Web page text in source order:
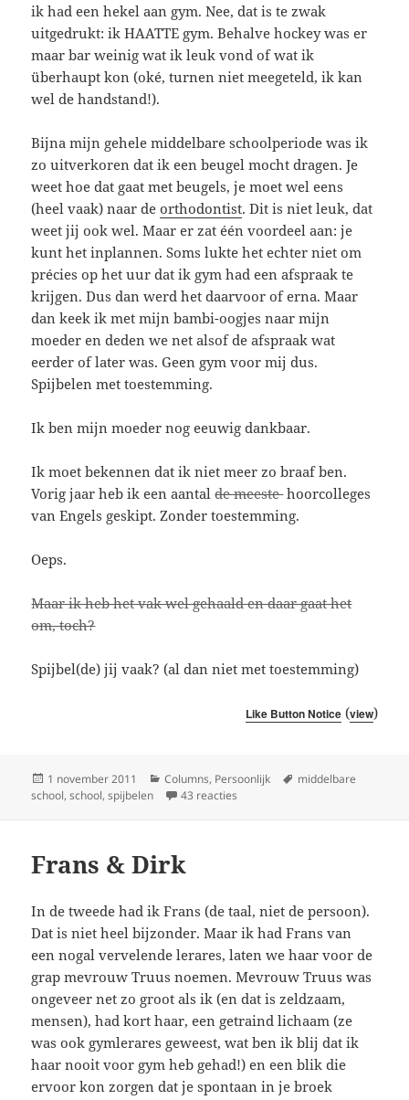
ik had een hekel aan gym. Nee, dat is te zwak
uitgedrukt: ik HAATTE gym. Behalve hockey was er
maar bar weinig wat ik leuk vond of wat ik
überhaupt kon (oké, turnen niet meegeteld, ik kan
wel de handstand!).
Bijna mijn gehele middelbare schoolperiode was ik
zo uitverkoren dat ik een beugel mocht dragen. Je
weet hoe dat gaat met beugels, je moet wel eens
(heel vaak) naar deorthodontist. Dit is niet leuk, dat
weet jij ook wel. Maar er zat één voordeel aan: je
kunt het inplannen. Soms lukte het echter niet om
précies op het uur dat ik gym had een afspraak te
krijgen. Dus dan werd het daarvoor of erna. Maar
dan keek ik met mijn bambi-oogjes naar mijn
moeder en deden we net alsof de afspraak wat
eerder of later was. Geen gym voor mij dus.
Spijbelen met toestemming.
Ik ben mijn moeder nog eeuwig dankbaar.
Ik moet bekennen dat ik niet meer zo braaf ben.
Vorig jaar heb ik een aantalde meestehoorcolleges
van Engels geskipt. Zonder toestemming.
Oeps.
Maar ik heb het vak wel gehaald en daar gaat het
om, toch?
Spijbel(de) jij vaak? (al dan niet met toestemming)
Like Button Notice(view)
Geplaatst
op
1 november 2011 Categorieën
Columns, Persoonlijk Tags
middelbare
school,school,spijbelen 43 reacties
Frans & Dirk
In de tweede had ik Frans (de taal, niet de persoon).
Dat is niet heel bijzonder. Maar ik had Frans van
een nogal vervelende lerares, laten we haar voor de
grap mevrouw Truus noemen. Mevrouw Truus was
ongeveer net zo groot als ik (en dat is zeldzaam,
mensen), had kort haar, een getraind lichaam (ze
was ook gymlerares geweest, wat ben ik blij dat ik
haar nooit voor gym heb gehad!) en een blik die
ervoor kon zorgen dat je spontaan in je broek